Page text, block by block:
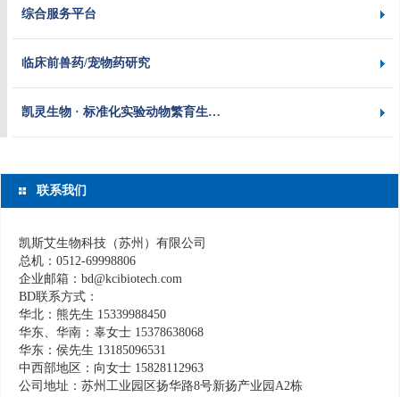
综合服务平台
临床前兽药/宠物药研究
凯灵生物 · 标准化实验动物繁育生…
联系我们
凯斯艾生物科技（苏州）有限公司
总机：0512-69998806
企业邮箱：bd@kcibiotech.com
BD联系方式：
华北：熊先生 15339988450
华东、华南：辜女士 15378638068
华东：侯先生 13185096531
中西部地区：向女士 15828112963
公司地址：苏州工业园区扬华路8号新扬产业园A2栋